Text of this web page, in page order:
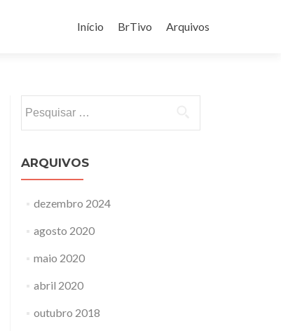
para
Início BrTivo Arquivos
por:
ARQUIVOS
dezembro 2024
agosto 2020
maio 2020
abril 2020
outubro 2018